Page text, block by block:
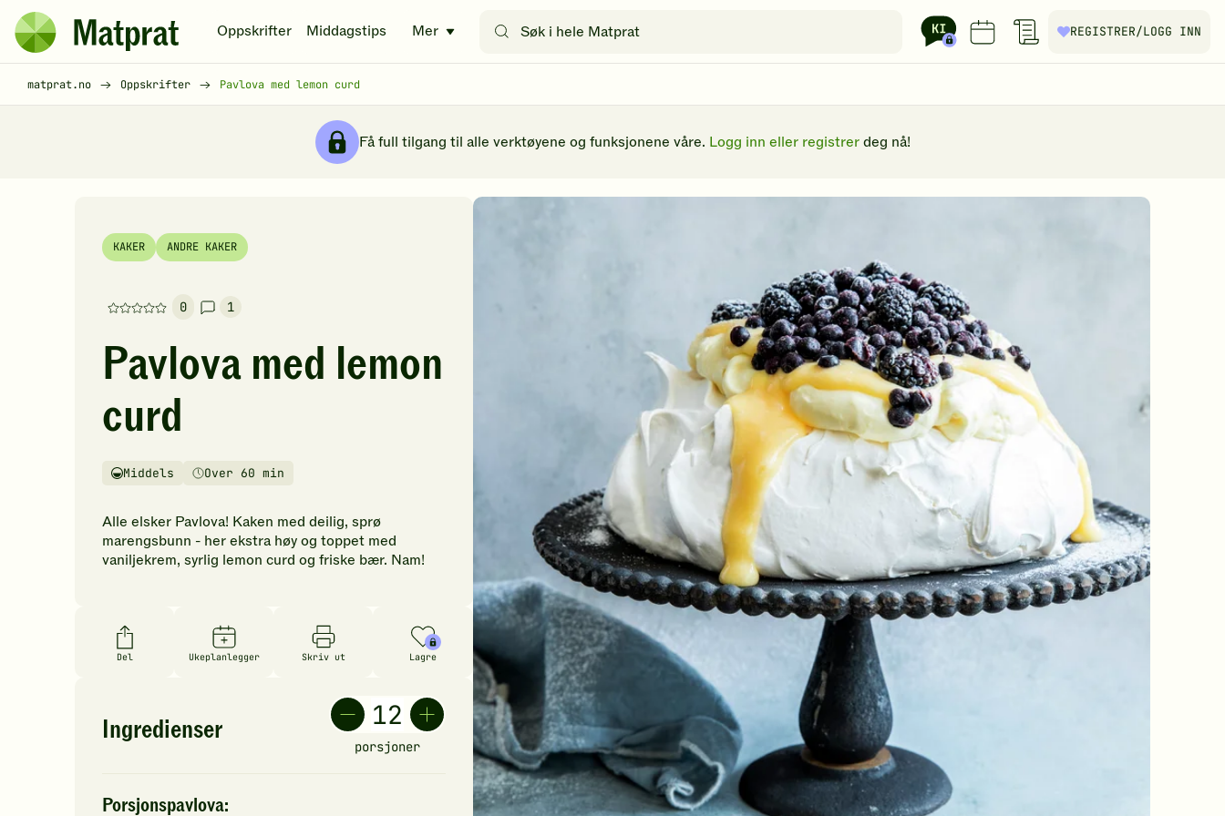
Hopp til hovedinnhold
Matprat
hjemmeside
Oppskrifter Middagstips Mer
etter
REGISTRER/LOGG INN
matprat.no Oppskrifter Pavlova med lemon curd
Få full tilgang til alle verktøyene og funksjonene våre. Logg inn eller registrer deg nå!
KAKER ANDRE KAKER
0
Denne
har
foreløpig
vurderinger.
Bli
første
å
vurdere
denne
1
Pavlova med lemon
curd
Vanskelighetsgrad
Middels
TilberedningstidOver 60 min
Alle elsker Pavlova! Kaken med deilig, sprø
marengsbunn - her ekstra høy og toppet med
vaniljekrem, syrlig lemon curd og friske bær. Nam!
Del Ukeplanlegger Skriv ut Lagre
Ingredienser
porsjoner
Porsjonspavlova: